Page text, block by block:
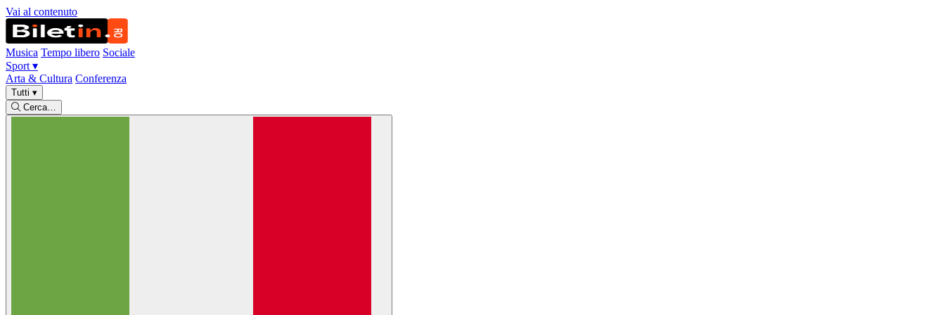
Vai al contenuto
Musica Tempo libero Sociale
Sport ▾
Arta & Cultura Conferenza
Tutti ▾
Cerca…